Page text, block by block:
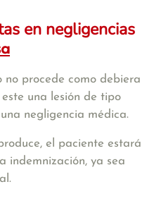
en negligencias
no procede como debiera
una lesión de tipo
negligencia médica.
el paciente estará
indemnización, ya sea